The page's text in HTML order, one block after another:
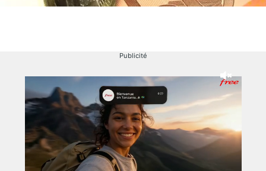
Publicité